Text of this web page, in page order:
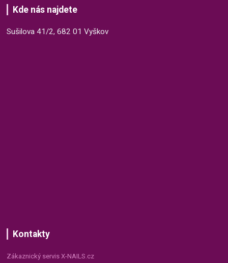
Kde nás najdete
Sušilova 41/2, 682 01 Vyškov
Kontakty
Zákaznický servis X-NAILS.cz